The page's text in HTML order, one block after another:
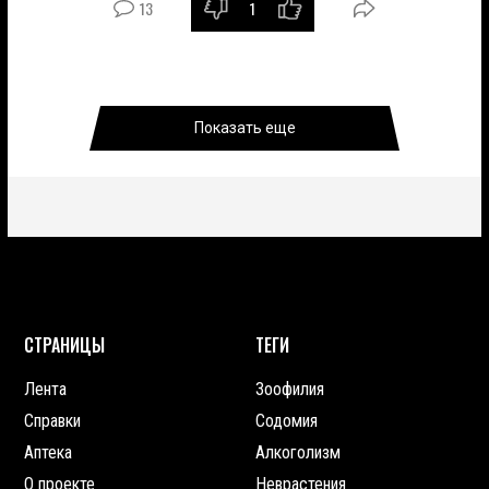
13 1
Показать еще
СТРАНИЦЫ
Лента
Справки
Аптека
О проекте
ТЕГИ
Зоофилия
Содомия
Алкоголизм
Неврастения